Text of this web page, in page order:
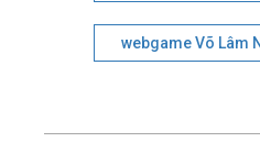
webgame Võ Lâm